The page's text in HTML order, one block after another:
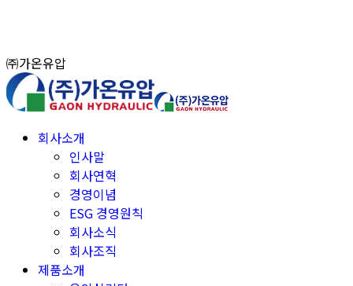
㈜가온유압
회사소개
인사말
회사연혁
경영이념
ESG 경영원칙
회사소식
회사조직
제품소개